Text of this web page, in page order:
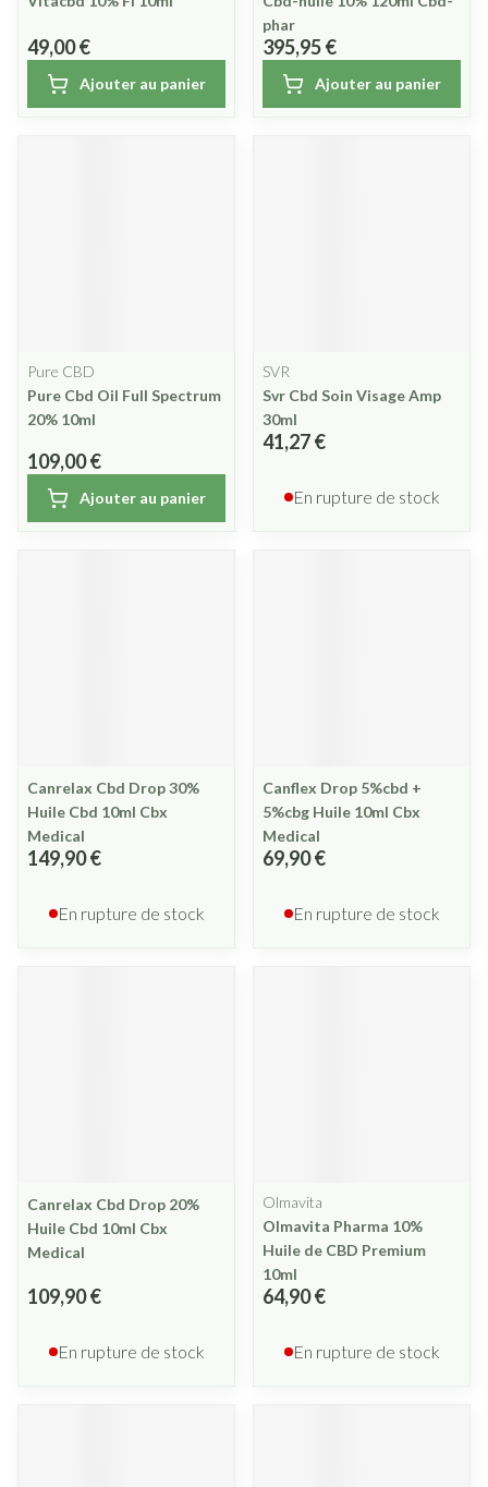
49,00 €
Ajouter au panier
phar
395,95 €
Ajouter au panier
Pure CBD
Pure Cbd Oil Full Spectrum
20% 10ml
109,00 €
Ajouter au panier
SVR
Svr Cbd Soin Visage Amp
30ml
41,27 €
En rupture de stock
Canrelax Cbd Drop 30%
Huile Cbd 10ml Cbx
Medical
149,90 €
En rupture de stock
Canflex Drop 5%cbd +
5%cbg Huile 10ml Cbx
Medical
69,90 €
En rupture de stock
Canrelax Cbd Drop 20%
Huile Cbd 10ml Cbx
Medical
109,90 €
En rupture de stock
Olmavita
Olmavita Pharma 10%
Huile de CBD Premium
10ml
64,90 €
En rupture de stock